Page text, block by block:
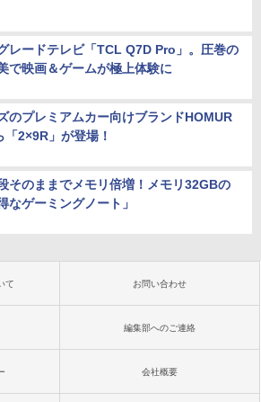
レードテレビ「TCL Q7D Pro」。圧巻の
で映画＆ゲームが極上体験に
のプレミアムカー向けブランドHOMUR
「2×9R」が登場！
そのままでメモリ倍増！メモリ32GBの
なゲーミングノート」
て お問い合わせ
編集部へのご連絡
会社概要